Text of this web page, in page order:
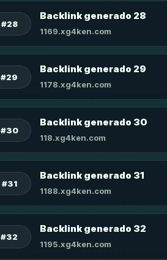
#28
Backlink generado 28
1169.xg4ken.com
#29
Backlink generado 29
1178.xg4ken.com
#30
Backlink generado 30
118.xg4ken.com
#31
Backlink generado 31
1188.xg4ken.com
#32
Backlink generado 32
1195.xg4ken.com